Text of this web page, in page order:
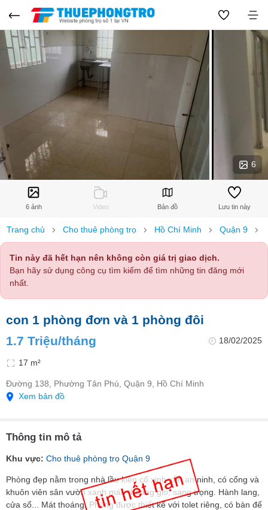
6
6 ảnh Video Bản đồ Lưu tin này
Trang chủ Cho thuê phòng trọ Hồ Chí Minh Quận 9
Tin này đã hết hạn nên không còn giá trị giao dịch.
Bạn hãy sử dụng công cụ tìm kiếm để tìm những tin đăng mới
nhất.
con 1 phòng đơn và 1 phòng đôi
1.7 Triệu/tháng
18/02/2025
17 m²
Đường 138, Phường Tân Phú, Quận 9, Hồ Chí Minh
Xem bản đồ
Thông tin mô tả
Khu vực: Cho thuê phòng trọ Quận 9
Phòng đẹp nằm trong nhà lầu kiên cố xinh xắn an ninh, có cổng và
khuôn viên sân vườn xanh mát, thoáng gió, sang trọng. Hành lang,
cửa sổ... Mát thoáng. Phòng được thiết kế với tolet riêng, có bàn để